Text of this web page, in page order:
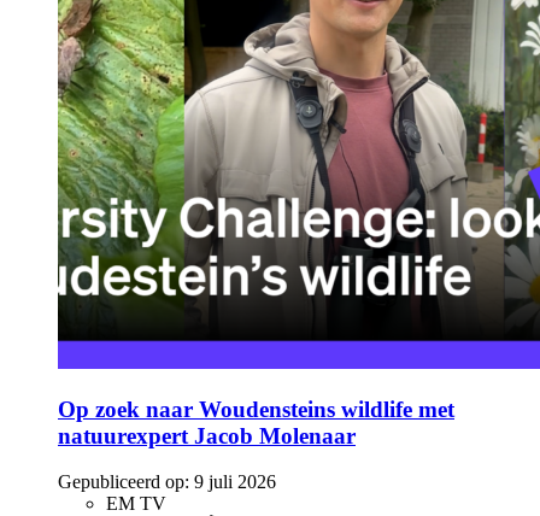
Op zoek naar Woudensteins wildlife met
natuurexpert Jacob Molenaar
Gepubliceerd op: 9 juli 2026
EM TV